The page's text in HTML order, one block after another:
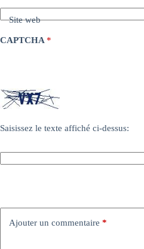
Site web
CAPTCHA *
Saisissez le texte affiché ci-dessus:
Ajouter un commentaire *